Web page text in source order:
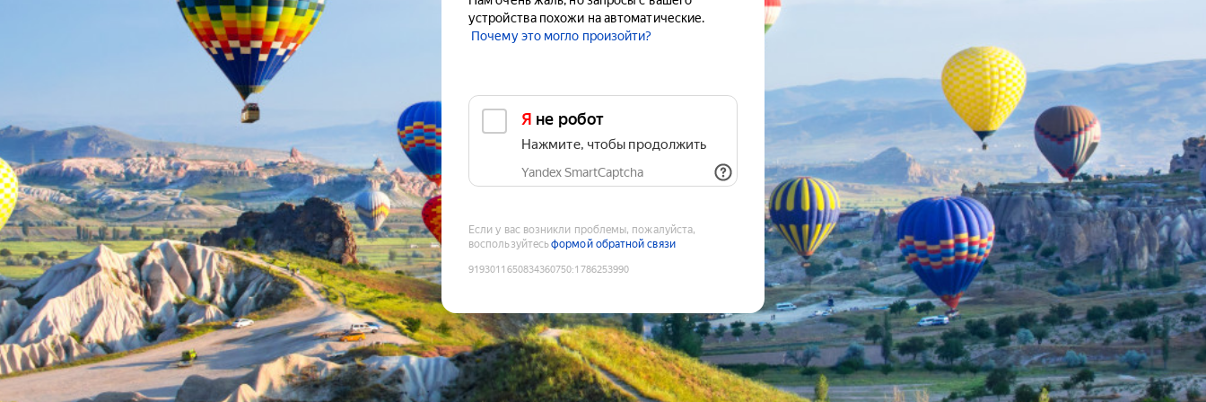
устройства похожи на автоматические.
Почему это могло произойти?
Я не робот
Нажмите, чтобы продолжить
Yandex SmartCaptcha
Если у вас возникли проблемы, пожалуйста,
воспользуйтесьформой обратной связи
9193011650834360750:1786253990